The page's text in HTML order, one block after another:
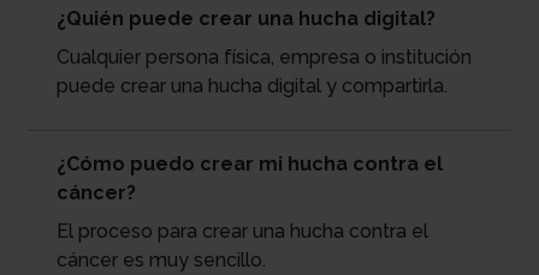
¿Quién puede crear una hucha digital?
Cualquier persona física, empresa o institución
puede crear una hucha digital y compartirla.
¿Cómo puedo crear mi hucha contra el
cáncer?
El proceso para crear una hucha contra el
cáncer es muy sencillo.